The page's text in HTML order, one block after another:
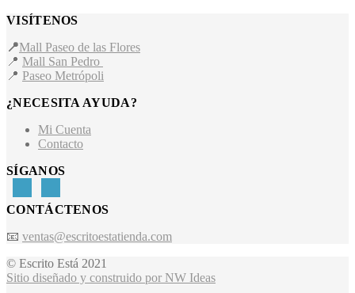
VISÍTENOS
📍Mall Paseo de las Flores
📍 Mall San Pedro
📍 Paseo Metrópoli
¿NECESITA AYUDA?
Mi Cuenta
Contacto
SÍGANOS
CONTÁCTENOS
📧 ventas@escritoestatienda.com
© Escrito Está 2021
Sitio diseñado y construido por NW Ideas